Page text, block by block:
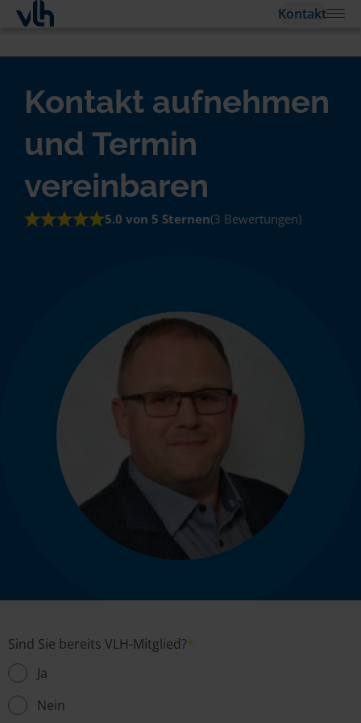
Kontakt
Kontakt aufnehmen
und Termin
vereinbaren
5.0 von 5 Sternen(3 Bewertungen)
Sind Sie bereits VLH-Mitglied?*
Ja
Nein